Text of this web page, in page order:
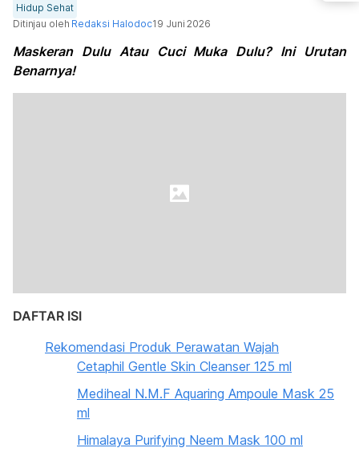
Hidup Sehat
Ditinjau oleh Redaksi Halodoc19 Juni 2026
Maskeran Dulu Atau Cuci Muka Dulu? Ini Urutan
Benarnya!
DAFTAR ISI
Rekomendasi Produk Perawatan Wajah
Cetaphil Gentle Skin Cleanser 125 ml
Mediheal N.M.F Aquaring Ampoule Mask 25
ml
Himalaya Purifying Neem Mask 100 ml